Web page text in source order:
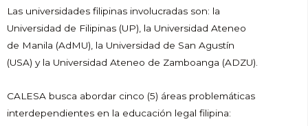
Las universidades filipinas involucradas son: la
Universidad de Filipinas (UP), la Universidad Ateneo
de Manila (AdMU), la Universidad de San Agustín
(USA) y la Universidad Ateneo de Zamboanga (ADZU).
CALESA busca abordar cinco (5) áreas problemáticas
interdependientes en la educación legal filipina: